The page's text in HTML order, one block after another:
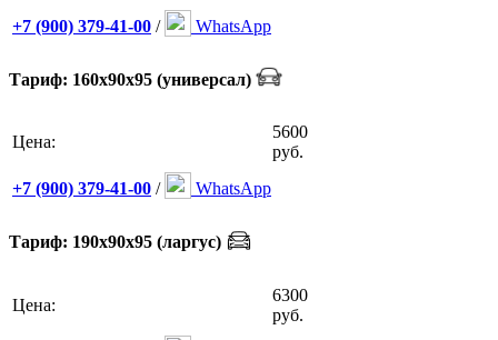
+7 (900) 379-41-00 / WhatsApp
Тариф: 160х90х95 (универсал)
Цена:
5600
руб.
+7 (900) 379-41-00 / WhatsApp
Тариф: 190х90х95 (ларгус)
Цена:
6300
руб.